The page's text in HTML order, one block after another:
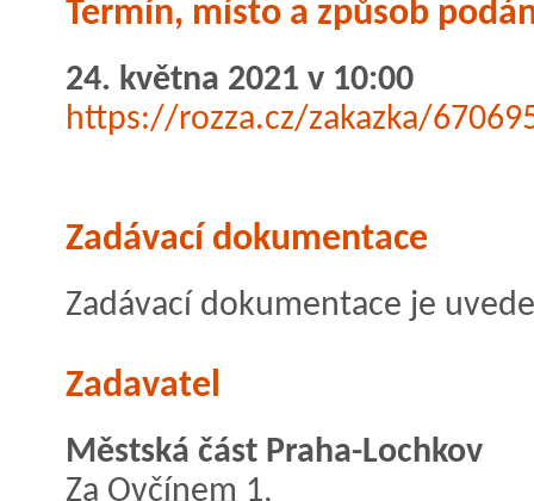
Termín, místo a způsob
24. května 2021 v 10:00
https://rozza.cz/zakazka/
Zadávací dokumentace
Zadávací dokumentace je
Zadavatel
Městská část Praha-Lochkov
Za Ovčínem 1,